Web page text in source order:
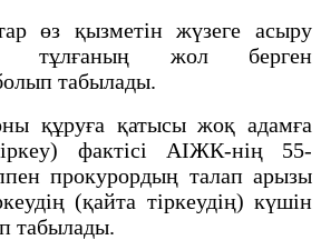
өз қызметін жүзеге асыру
тұлғаның жол берген
табылады.
құруға қатысы жоқ адамға
фактісі АІЖК-нің 55-
прокурордың талап арызы
(қайта тіркеудің) күшін
табылады.